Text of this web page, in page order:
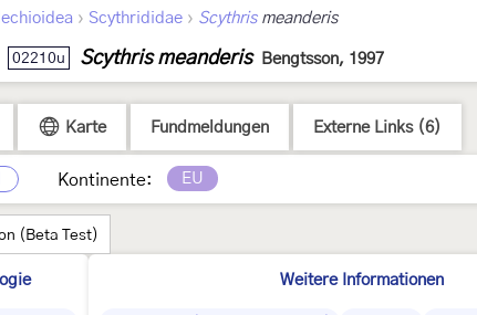
› Scythrididae › Scythrismeanderis
02210u Scythris meanderis Bengtsson, 1997
Karte Fundmeldungen Externe Links (6)
Kontinente: EU
(Beta Test)
Weitere Informationen